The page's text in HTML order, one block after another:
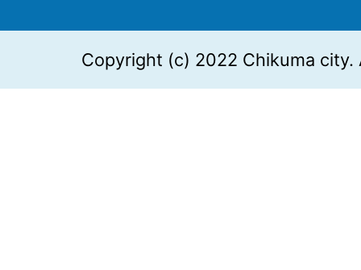
Copyright (c) 2022 Chikuma city.